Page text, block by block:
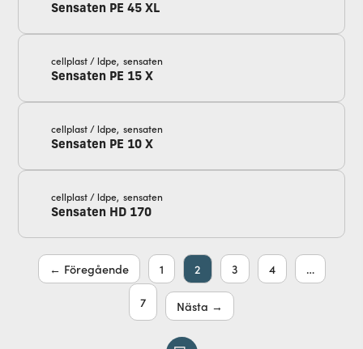
Sensaten PE 45 XL
cellplast / ldpe, sensaten
Sensaten PE 15 X
cellplast / ldpe, sensaten
Sensaten PE 10 X
cellplast / ldpe, sensaten
Sensaten HD 170
← Föregående 1 2 3 4 …
7 Nästa →